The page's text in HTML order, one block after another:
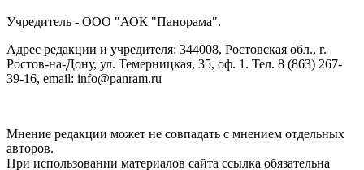
Учредитель - ООО "АОК "Панорама".
Адрес редакции и учредителя: 344008, Ростовская обл., г.
Ростов-на-Дону, ул. Темерницкая, 35, оф. 1. Тел. 8 (863) 267-
39-16, email: info@panram.ru
Мнение редакции может не совпадать с мнением отдельных
авторов.
При использовании материалов сайта ссылка обязательна